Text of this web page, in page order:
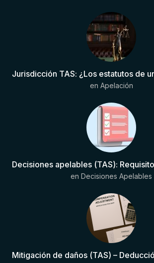
en Apelación
en Decisiones Apelables